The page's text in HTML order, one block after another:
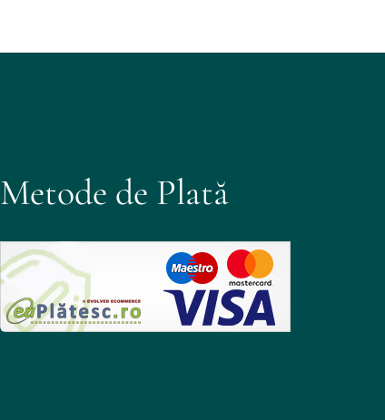
Metode de Plată